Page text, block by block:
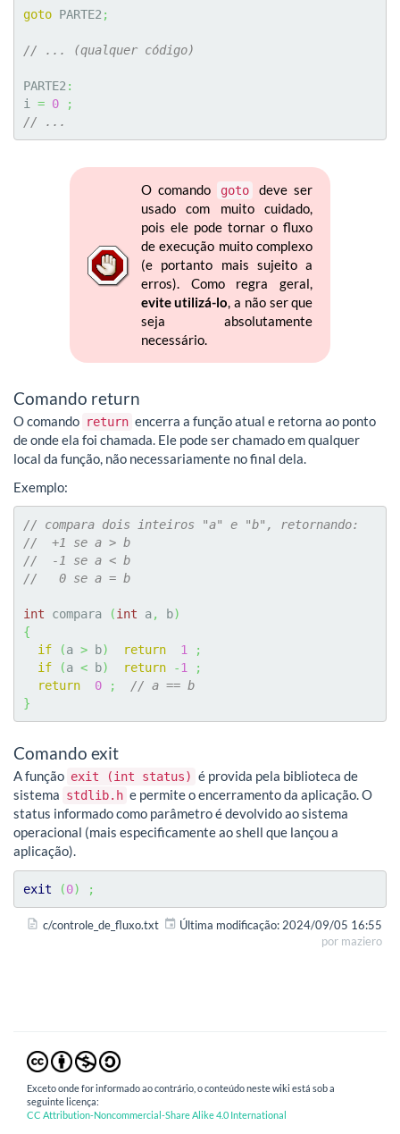
goto PARTE2 ;
// ... (qualquer código)
PARTE2 :
i = 0
;
// ...
O comando goto
deve ser
usado com muito cuidado,
pois ele pode tornar o fluxo
de execução muito complexo
(e portanto mais sujeito a
erros). Como regra geral,
evite utilizá-lo, a não ser que
seja absolutamente
necessário.
Comando return
O comando return encerra a função atual e retorna ao ponto
de onde ela foi chamada. Ele pode ser chamado em qualquer
local da função, não necessariamente no final dela.
Exemplo:
// compara dois inteiros "a" e "b", retornando:
//  +1 se a > b
//  -1 se a < b
//   0 se a = b
int compara (int a, b)
{
if
(a > b) return 1
;
if
(a < b) return -1
;
return
0 ;
// a == b
}
Comando exit
A função exit (int status) é provida pela biblioteca de
sistema stdlib.h e permite o encerramento da aplicação. O
status informado como parâmetro é devolvido ao sistema
operacional (mais especificamente ao shell que lançou a
aplicação).
exit (0) ;
c/controle_de_fluxo.txt Última modificação: 2024/09/05 16:55
por maziero
Exceto onde for informado ao contrário, o conteúdo neste wiki está sob a
seguinte licença:
CC Attribution-Noncommercial-Share Alike 4.0 International